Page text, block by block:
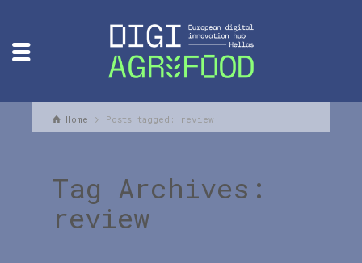
Home Posts tagged: review
Tag Archives:
review